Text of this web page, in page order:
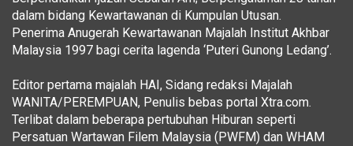
dalam bidang Kewartawanan di Kumpulan Utusan.
Penerima Anugerah Kewartawanan Majalah Institut Akhbar
Malaysia 1997 bagi cerita lagenda ‘Puteri Gunong Ledang’.
Editor pertama majalah HAI, Sidang redaksi Majalah
WANITA/PEREMPUAN, Penulis bebas portal Xtra.com.
Terlibat dalam beberapa pertubuhan Hiburan seperti
Persatuan Wartawan Filem Malaysia (PWFM) dan WHAM